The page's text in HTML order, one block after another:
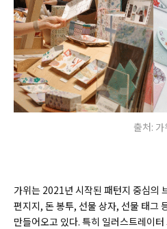
출처: 가
가위는 2021년 시작된 패턴지 중심의
편지지, 돈 봉투, 선물 상자, 선물 태그
만들어오고 있다. 특히 일러스트레이